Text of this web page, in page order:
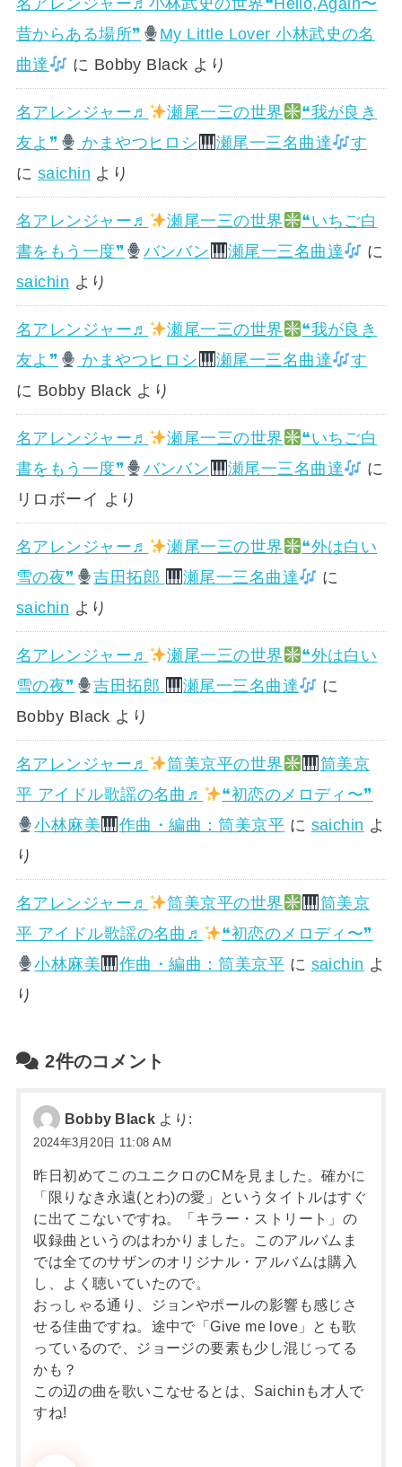
名アレンジャー♬ 小林武史の世界❝Hello,Again〜
昔からある場所❞
My Little Lover 小林武史の名
曲達
に Bobby Black より
名アレンジャー♬ 瀬尾一三の世界
❝我が良き
友よ❞
かまやつヒロシ 瀬尾一三名曲達
す
に saichin より
名アレンジャー♬ 瀬尾一三の世界
❝いちご白
書をもう一度❞
バンバン 瀬尾一三名曲達
に
saichin より
名アレンジャー♬ 瀬尾一三の世界
❝我が良き
友よ❞
かまやつヒロシ 瀬尾一三名曲達
す
に Bobby Black より
名アレンジャー♬ 瀬尾一三の世界
❝いちご白
書をもう一度❞
バンバン 瀬尾一三名曲達
に
リロボーイ より
名アレンジャー♬ 瀬尾一三の世界
❝外は白い
雪の夜❞
吉田拓郎 瀬尾一三名曲達
に
saichin より
名アレンジャー♬ 瀬尾一三の世界
❝外は白い
雪の夜❞
吉田拓郎 瀬尾一三名曲達
に
Bobby Black より
名アレンジャー♬ 筒美京平の世界
筒美京
平 アイドル歌謡の名曲♬
❝初恋のメロディ〜❞
小林麻美
作曲・編曲：筒美京平 に saichin よ
り
名アレンジャー♬ 筒美京平の世界
筒美京
平 アイドル歌謡の名曲♬
❝初恋のメロディ〜❞
小林麻美
作曲・編曲：筒美京平 に saichin よ
り
2件のコメント
Bobby Black より:
2024年3月20日 11:08 AM
昨日初めてこのユニクロのCMを見ました。確かに
「限りなき永遠(とわ)の愛」というタイトルはすぐ
に出てこないですね。「キラー・ストリート」の
収録曲というのはわかりました。このアルバムま
では全てのサザンのオリジナル・アルバムは購入
し、よく聴いていたので。
おっしゃる通り、ジョンやポールの影響も感じさ
せる佳曲ですね。途中で「Give me love」とも歌
っているので、ジョージの要素も少し混じってる
かも？
この辺の曲を歌いこなせるとは、Saichinも才人で
すね!